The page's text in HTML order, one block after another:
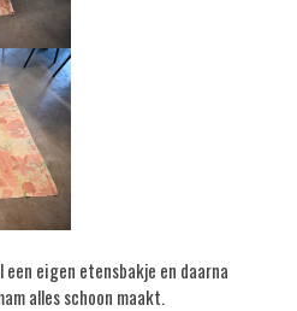
eigen etensbakje en daarna
alles schoon maakt.